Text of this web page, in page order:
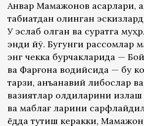
Анвар Мамажонов асарлари,
табиатдан олинган
У эслаб қолган ва суратга
энди йўқ. Бугунги рассомлар
энг чекка бурчакларида —
ва Фарғона водийсида — бу
тарзи, анъанавий либослар
вазиятлар қолдиқларини
ва маблағ ларини
ёдда тутиш керакки,